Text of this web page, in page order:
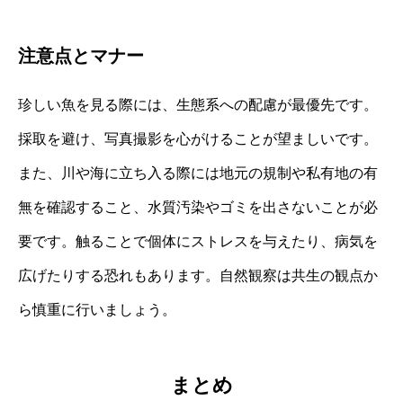
注意点とマナー
珍しい魚を見る際には、生態系への配慮が最優先です。
採取を避け、写真撮影を心がけることが望ましいです。
また、川や海に立ち入る際には地元の規制や私有地の有
無を確認すること、水質汚染やゴミを出さないことが必
要です。触ることで個体にストレスを与えたり、病気を
広げたりする恐れもあります。自然観察は共生の観点か
ら慎重に行いましょう。
まとめ